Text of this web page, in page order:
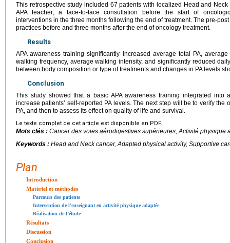
This retrospective study included 67 patients with localized Head and
APA teacher; a face-to-face consultation before the start of
interventions in the three months following the end of treatment. The pre-
practices before and three months after the end of oncology treatment.
Results
APA awareness training significantly increased average total PA,
walking frequency, average walking intensity, and significantly reduced
between body composition or type of treatments and changes in PA levels
Conclusion
This study showed that a basic APA awareness training integrated into
increase patients’ self-reported PA levels. The next step will be to verify
PA, and then to assess its effect on quality of life and survival.
Le texte complet de cet article est disponible en PDF.
Mots clés : Cancer des voies aérodigestives supérieures, Activité physique
Keywords : Head and Neck cancer, Adapted physical activity, Supportive
Plan
Introduction
Matériel et méthodes
Parcours des patients
Intervention de l’enseignant en activité physique adaptée
Réalisation de l’étude
Résultats
Discussion
Conclusion